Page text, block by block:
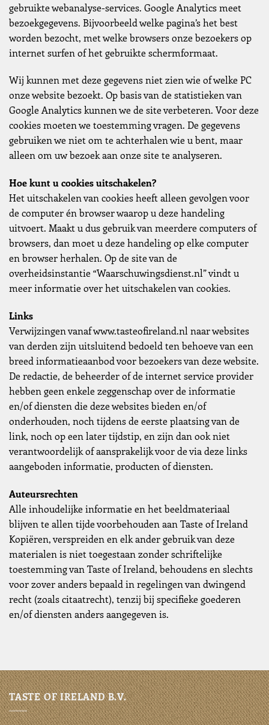
gebruikte webanalyse-services. Google Analytics meet
bezoekgegevens. Bijvoorbeeld welke pagina’s het best
worden bezocht, met welke browsers onze bezoekers op
internet surfen of het gebruikte schermformaat.
Wij kunnen met deze gegevens niet zien wie of welke PC
onze website bezoekt. Op basis van de statistieken van
Google Analytics kunnen we de site verbeteren. Voor deze
cookies moeten we toestemming vragen. De gegevens
gebruiken we niet om te achterhalen wie u bent, maar
alleen om uw bezoek aan onze site te analyseren.
Hoe kunt u cookies uitschakelen?
Het uitschakelen van cookies heeft alleen gevolgen voor
de computer én browser waarop u deze handeling
uitvoert. Maakt u dus gebruik van meerdere computers of
browsers, dan moet u deze handeling op elke computer
en browser herhalen. Op de site van de
overheidsinstantie “Waarschuwingsdienst.nl” vindt u
meer informatie over het uitschakelen van cookies.
Links
Verwijzingen vanaf www.tasteofireland.nl naar websites
van derden zijn uitsluitend bedoeld ten behoeve van een
breed informatieaanbod voor bezoekers van deze website.
De redactie, de beheerder of de internet service provider
hebben geen enkele zeggenschap over de informatie
en/of diensten die deze websites bieden en/of
onderhouden, noch tijdens de eerste plaatsing van de
link, noch op een later tijdstip, en zijn dan ook niet
verantwoordelijk of aansprakelijk voor de via deze links
aangeboden informatie, producten of diensten.
Auteursrechten
Alle inhoudelijke informatie en het beeldmateriaal
blijven te allen tijde voorbehouden aan Taste of Ireland
Kopiëren, verspreiden en elk ander gebruik van deze
materialen is niet toegestaan zonder schriftelijke
toestemming van Taste of Ireland, behoudens en slechts
voor zover anders bepaald in regelingen van dwingend
recht (zoals citaatrecht), tenzij bij specifieke goederen
en/of diensten anders aangegeven is.
TASTE OF IRELAND B.V.